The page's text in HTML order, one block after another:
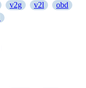
v2g v2l
obd